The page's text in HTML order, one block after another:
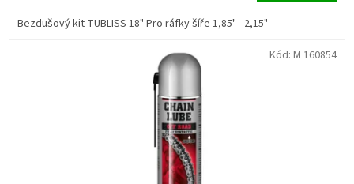
Bezdušový kit TUBLISS 18" Pro ráfky šíře 1,85" - 2,15"
Kód: M 160854